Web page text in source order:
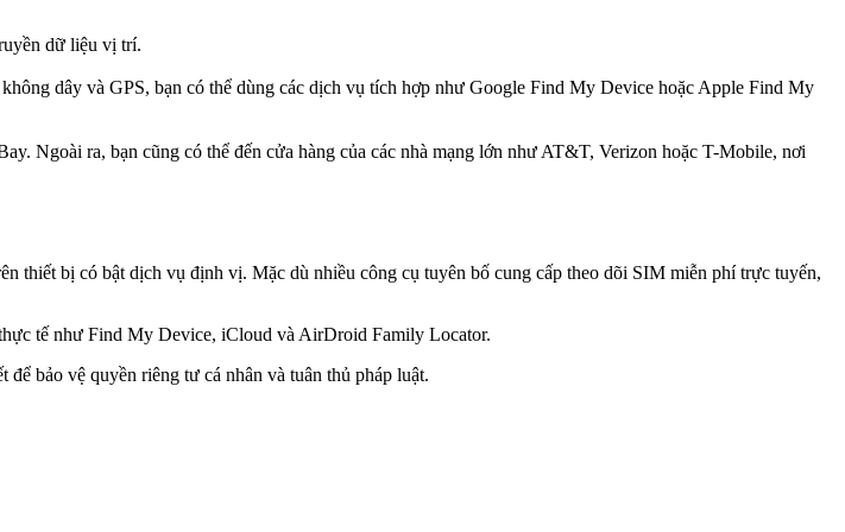
dữ liệu vị trí.
dây và GPS, bạn có thể dùng các dịch vụ tích hợp như Google Find My Device hoặc Apple Find My
Ngoài ra, bạn cũng có thể đến cửa hàng của các nhà mạng lớn như AT&T, Verizon hoặc T-Mobile, nơi
bị có bật dịch vụ định vị. Mặc dù nhiều công cụ tuyên bố cung cấp theo dõi SIM miễn phí trực tuyến,
tế như Find My Device, iCloud và AirDroid Family Locator.
bảo vệ quyền riêng tư cá nhân và tuân thủ pháp luật.